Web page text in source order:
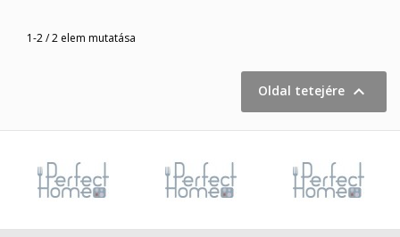
1-2 / 2 elem mutatása
Oldal tetejére 